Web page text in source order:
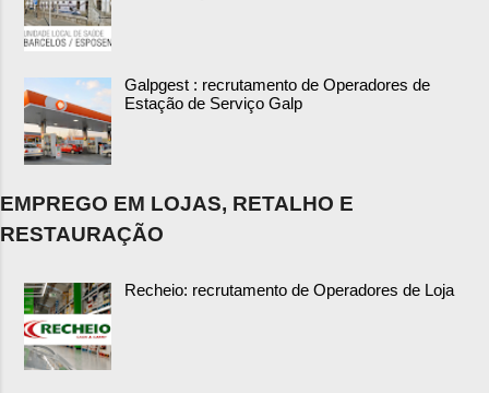
Galpgest : recrutamento de Operadores de
Estação de Serviço Galp
EMPREGO EM LOJAS, RETALHO E
RESTAURAÇÃO
Recheio: recrutamento de Operadores de Loja